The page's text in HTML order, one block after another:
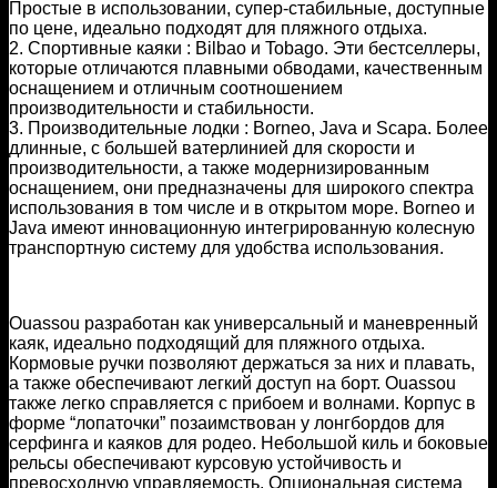
Простые в использовании, супер-стабильные, доступные
по цене, идеально подходят для пляжного отдыха.
2. Спортивные каяки : Bilbao и Tobago. Эти бестселлеры,
которые отличаются плавными обводами, качественным
оснащением и отличным соотношением
производительности и стабильности.
3. Производительные лодки : Borneo, Java и Scapa. Более
длинные, с большей ватерлинией для скорости и
производительности, а также модернизированным
оснащением, они предназначены для широкого спектра
использования в том числе и в открытом море. Borneo и
Java имеют инновационную интегрированную колесную
транспортную систему для удобства использования.
Ouassou разработан как универсальный и маневренный
каяк, идеально подходящий для пляжного отдыха.
Кормовые ручки позволяют держаться за них и плавать,
а также обеспечивают легкий доступ на борт. Ouassou
также легко справляется с прибоем и волнами. Корпус в
форме “лопаточки” позаимствован у лонгбордов для
серфинга и каяков для родео. Небольшой киль и боковые
рельсы обеспечивают курсовую устойчивость и
превосходную управляемость. Опциональная система